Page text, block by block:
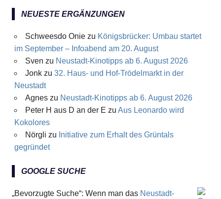
NEUESTE ERGÄNZUNGEN
Schweesdo Oniezu Königsbrücker: Umbau startet
im September – Infoabend am 20. August
Sven zu Neustadt-Kinotipps ab 6. August 2026
Jonkzu 32. Haus- und Hof-Trödelmarkt in der
Neustadt
Agneszu Neustadt-Kinotipps ab 6. August 2026
Peter H aus D an der E zu Aus Leonardo wird
Kokolores
Nörgli zu Initiative zum Erhalt des Grüntals
gegründet
GOOGLE SUCHE
„Bevorzugte Suche“: Wenn man das Neustadt-